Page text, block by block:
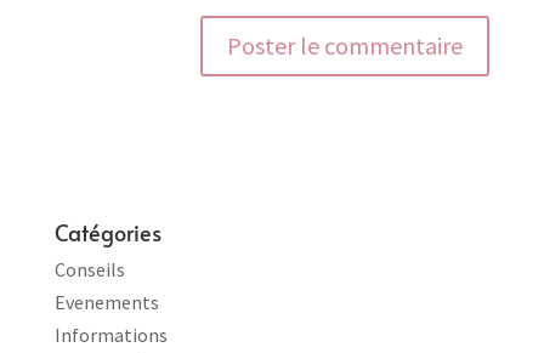
Catégories
Conseils
Evenements
Informations